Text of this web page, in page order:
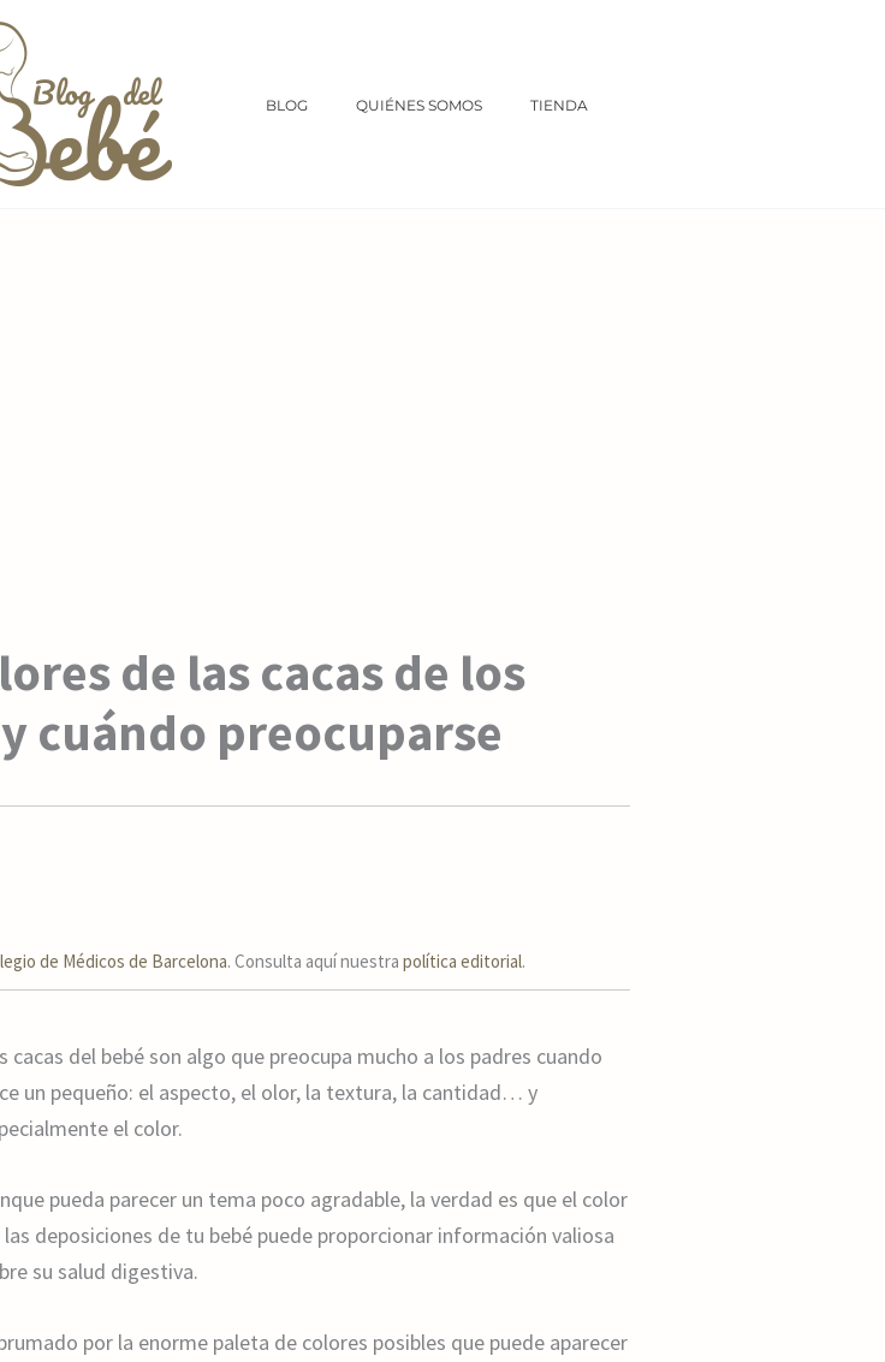
BLOG QUIÉNES SOMOS TIENDA
de las cacas de los
cuándo preocuparse
de Médicos de Barcelona. Consulta aquí nuestrapolítica editorial.
cacas del bebé son algo que preocupa mucho a los padres cuando
un pequeño: el aspecto, el olor, la textura, la cantidad… y
el color.
pueda parecer un tema poco agradable, la verdad es que el color
las deposiciones de tu bebé puede proporcionar información valiosa
su salud digestiva.
por la enorme paleta de colores posibles que puede aparecer